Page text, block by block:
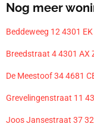
Nog meer
Beddeweeg 12 4301
Breedstraat 4 4301 AX
De Meestoof 34 4681
Grevelingenstraat 11
Joos Jansestraat 37